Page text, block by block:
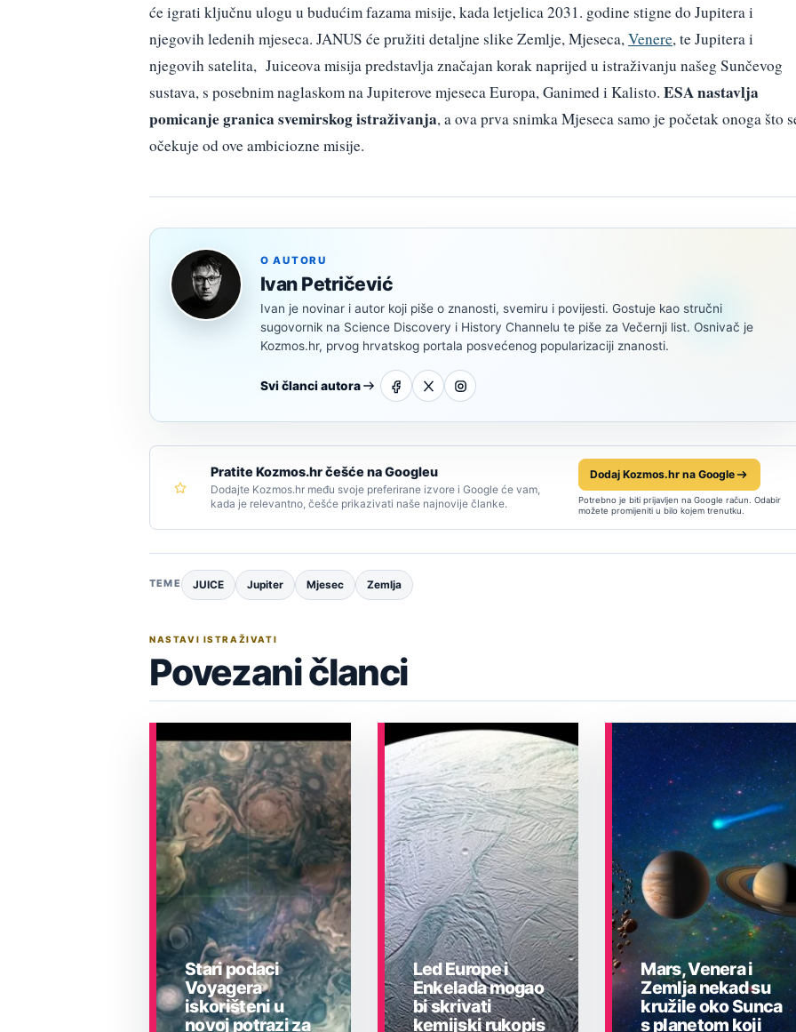
će igrati ključnu ulogu u budućim fazama misije, kada letjelica 2031. godine stigne do Jupitera i
njegovih ledenih mjeseca. JANUS će pružiti detaljne slike Zemlje, Mjeseca,Venere, te Jupitera i
njegovih satelita, Juiceova misija predstavlja značajan korak naprijed u istraživanju našeg Sunčevog
sustava, s posebnim naglaskom na Jupiterove mjeseca Europa, Ganimed i Kalisto. ESA nastavlja
pomicanje granica svemirskog istraživanja, a ova prva snimka Mjeseca samo je početak onoga što
očekuje od ove ambiciozne misije.
O AUTORU
Ivan Petričević
Ivan je novinar i autor koji piše o znanosti, svemiru i povijesti. Gostuje kao stručni
sugovornik na Science Discovery i History Channelu te piše za Večernji list. Osnivač je
Kozmos.hr, prvog hrvatskog portala posvećenog popularizaciji znanosti.
Svi članci autora
Pratite Kozmos.hr češće na Googleu
Dodajte Kozmos.hr među svoje preferirane izvore i Google će vam,
kada je relevantno, češće prikazivati naše najnovije članke.
Dodaj Kozmos.hr na Google
Potrebno je biti prijavljen na Google račun. Odabir
možete promijeniti u bilo kojem trenutku.
TEME JUICE Jupiter Mjesec Zemlja
NASTAVI ISTRAŽIVATI
Povezani članci
Stari podaci
Voyagera
iskorišteni u
novoj potrazi za
Led Europe i
Enkelada mogao
bi skrivati
kemijski rukopis
Mars, Venera i
Zemlja nekad su
kružile oko Sunca
s planetom koji